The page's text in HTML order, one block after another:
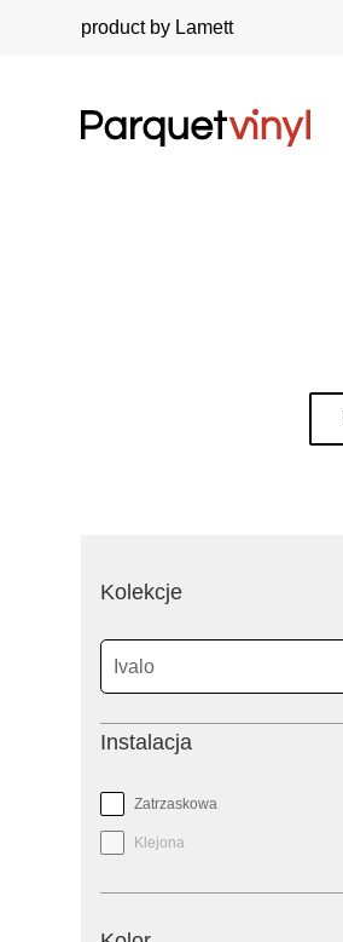
product by Lamett
filtr
Kolekcje
Instalacja
Zatrzaskowa
Klejona